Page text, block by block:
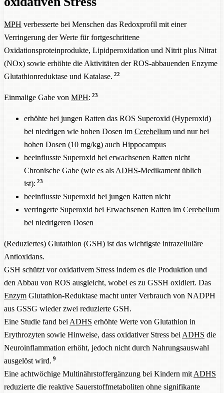
MPH verbesserte bei Menschen das Redoxprofil mit einer
Verringerung der Werte für fortgeschrittene
Oxidationsproteinprodukte, Lipidperoxidation und Nitrit plus Nitrat
(NOx) sowie erhöhte die Aktivitäten der ROS-abbauenden Enzyme
Glutathionreduktase und Katalase. 22
Einmalige Gabe von MPH: 23
erhöhte bei jungen Ratten das ROS Superoxid (Hyperoxid)
bei niedrigen wie hohen Dosen im Cerebellum und nur bei
hohen Dosen (10 mg/kg) auch Hippocampus
beeinflusste Superoxid bei erwachsenen Ratten nicht
Chronische Gabe (wie es als ADHS-Medikament üblich
ist): 23
beeinflusste Superoxid bei jungen Ratten nicht
verringerte Superoxid bei Erwachsenen Ratten im Cerebellum
bei niedrigeren Dosen
(Reduziertes) Glutathion (GSH) ist das wichtigste intrazelluläre
Antioxidans.
GSH schützt vor oxidativem Stress indem es die Produktion und
den Abbau von ROS ausgleicht, wobei es zu GSSH oxidiert. Das
Enzym Glutathion-Reduktase macht unter Verbrauch von NADPH
aus GSSG wieder zwei reduzierte GSH.
Eine Studie fand bei ADHS erhöhte Werte von Glutathion in
Erythrozyten sowie Hinweise, dass oxidativer Stress bei ADHS die
Neuroinflammation erhöht, jedoch nicht durch Nahrungsauswahl
ausgelöst wird. 9
Eine achtwöchige Multinährstoffergänzung bei Kindern mit ADHS
reduzierte die reaktive Sauerstoffmetaboliten ohne signifikante